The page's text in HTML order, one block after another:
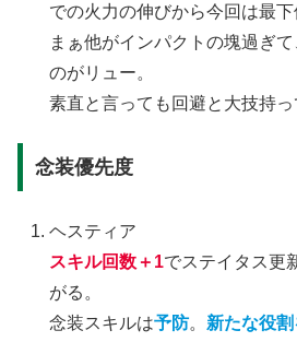
での火力の伸びから今回は最下
まぁ他がインパクトの塊過ぎ
のがリュー。
素直と言っても回避と大技持
念装優先度
ヘスティア
スキル回数＋1でステイタス更
がる。
念装スキルは予防。 新たな役